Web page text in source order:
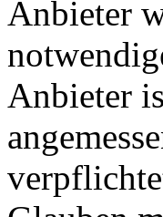
Anbieter
Anbieter